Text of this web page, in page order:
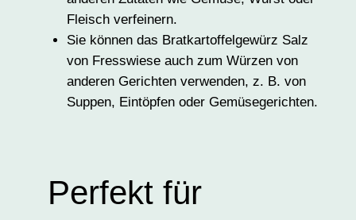
Fleisch verfeinern.
Sie können das Bratkartoffelgewürz Salz
von Fresswiese auch zum Würzen von
anderen Gerichten verwenden, z. B. von
Suppen, Eintöpfen oder Gemüsegerichten.
Perfekt für